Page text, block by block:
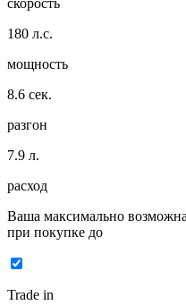
скорость
180 л.с.
мощность
8.6 сек.
разгон
7.9 л.
расход
Ваша максимально
при покупке до
Trade in